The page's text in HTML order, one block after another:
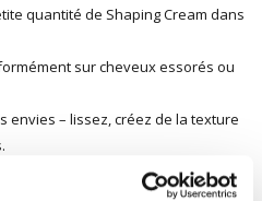
quantité de Shaping Cream dans
sur cheveux essorés ou
envies – lissez, créez de la texture
de produit pour une définition